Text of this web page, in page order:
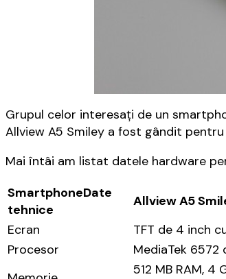
Grupul celor interesați de un
Allview A5 Smiley a fost gândit
Mai întâi am listat datele hardware
SmartphoneDate
tehnice
Allview A5
Ecran
TFT de 4 inch
Procesor
MediaTek 6572
512 MB RAM,